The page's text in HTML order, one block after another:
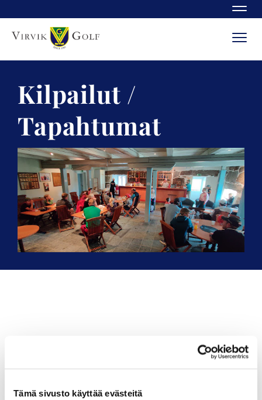
Tämä sivusto käyttää evästeitä
Kilpailut /
Tapahtumat